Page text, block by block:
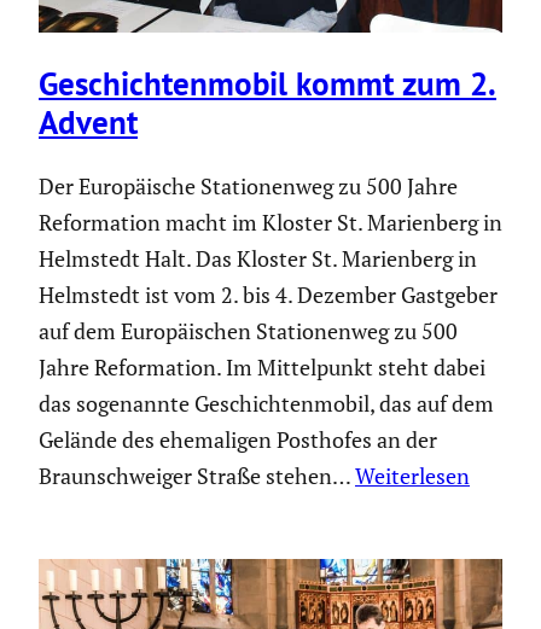
Geschich­ten­mobil kommt zum 2.
Advent
Der Europäi­sche Statio­nenweg zu 500 Jahre
Refor­ma­tion macht im Kloster St. Marien­berg in
Helmstedt Halt. Das Kloster St. Marien­berg in
Helmstedt ist vom 2. bis 4. Dezember Gastgeber
auf dem Europäi­schen Statio­nenweg zu 500
Jahre Refor­ma­tion. Im Mittel­punkt steht dabei
das sogenannte Geschich­ten­mobil, das auf dem
Gelände des ehema­ligen Posthofes an der
Braun­schweiger Straße stehen…Weiterlesen